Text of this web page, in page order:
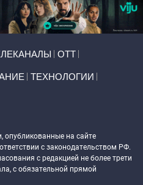
ОТТ
ТЕХНОЛОГИИ
опубликованные на сайте
с законодательством РФ.
с редакцией не более трети
с обязательной прямой